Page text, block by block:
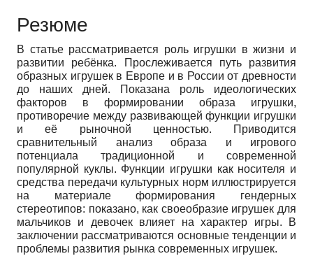
Резюме
В статье рассматривается роль игрушки в жизни и
развитии ребёнка. Прослеживается путь развития
образных игрушек в Европе и в России от древности
до наших дней. Показана роль идеологических
факторов в формировании образа игрушки,
противоречие между развивающей функции игрушки
и её рыночной ценностью. Приводится
сравнительный анализ образа и игрового
потенциала традиционной и современной
популярной куклы. Функции игрушки как носителя и
средства передачи культурных норм иллюстрируется
на материале формирования гендерных
стереотипов: показано, как своеобразие игрушек для
мальчиков и девочек влияет на характер игры. В
заключении рассматриваются основные тенденции и
проблемы развития рынка современных игрушек.